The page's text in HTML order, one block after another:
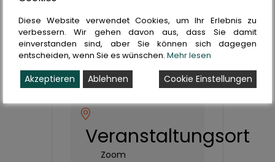
Vorbei!
Uhrzeit
18:30 - 21:00
Veranstaltungsort
Zoom
Diese Website verwendet Cookies, um Ihr Erlebnis zu
verbessern. Wir gehen davon aus, dass Sie damit
einverstanden sind, aber Sie können sich dagegen
entscheiden, wenn Sie es wünschen. Mehr lesen
Akzeptieren Ablehnen Cookie Einstellungen